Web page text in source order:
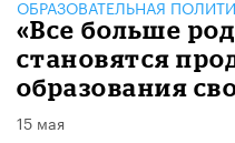
ОБРАЗОВАТЕЛЬНАЯ
«Все больше
становятся
образования
15 мая